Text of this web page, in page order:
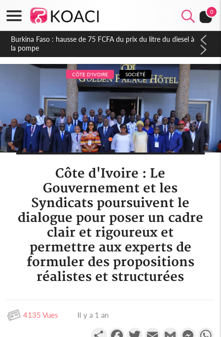
0
Cameroun : Accusé de tentative de coup d'Etat, Sani
Mouhamadou contre-attaque, la DGRE de l'ex-directeur Eko
Eko dément à son tour
CÔTE D'IVOIRE SOCIÉTÉ
Côte d'Ivoire : Le
Gouvernement et les
Syndicats poursuivent le
dialogue pour poser un cadre
clair et rigoureux et
permettre aux experts de
formuler des propositions
réalistes et structurées
4135 Vues Il y a 1 an
PartagerFacebookTwitterEmail Gmail